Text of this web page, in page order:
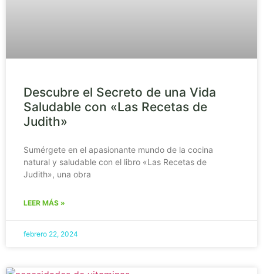
Descubre el Secreto de una Vida
Saludable con «Las Recetas de
Judith»
Sumérgete en el apasionante mundo de la cocina
natural y saludable con el libro «Las Recetas de
Judith», una obra
LEER MÁS »
febrero 22, 2024